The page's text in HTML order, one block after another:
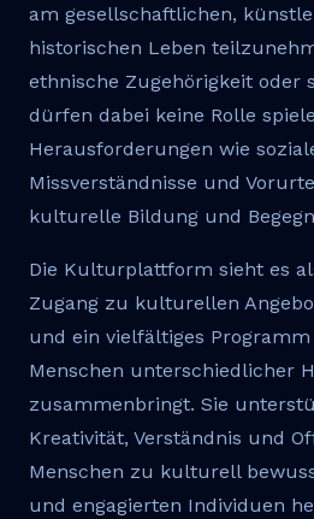
am gesellschaftlichen,
historischen Leben
ethnische Zugehörigkeit oder
dürfen dabei keine Rolle
Herausforderungen wie
Missverständnisse und
kulturelle Bildung und
Die Kulturplattform sieht es
Zugang zu kulturellen
und ein vielfältiges
Menschen unterschiedlicher
zusammenbringt. Sie
Kreativität, Verständnis und
Menschen zu kulturell
und engagierten Individuen